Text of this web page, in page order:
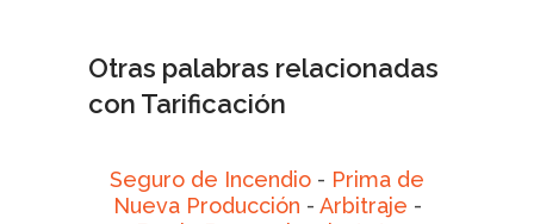
Otras palabras relacionadas
con Tarificación
Seguro de Incendio - Prima de
Nueva Producción - Arbitraje -